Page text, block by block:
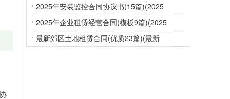
2025年安装监控合同协议书(15篇)(2025
2025年企业租赁经营合同(模板9篇)(2025
最新郊区土地租赁合同(优质23篇)(最新